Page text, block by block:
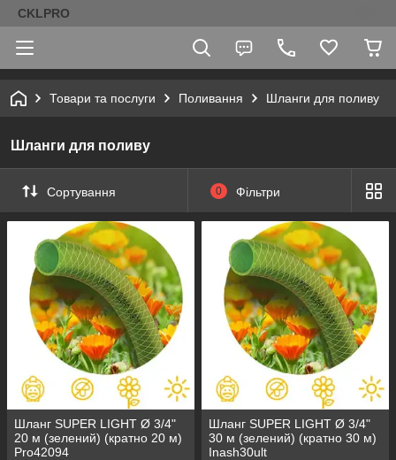
CKLPRO
Товари та послуги Поливання Шланги для поливу
Шланги для поливу
Сортування 0 Фільтри
Шланг SUPER LIGHT Ø 3/4"
20 м (зелений) (кратно 20 м)
Pro42094
Шланг SUPER LIGHT Ø 3/4"
30 м (зелений) (кратно 30 м)
Inash30ult